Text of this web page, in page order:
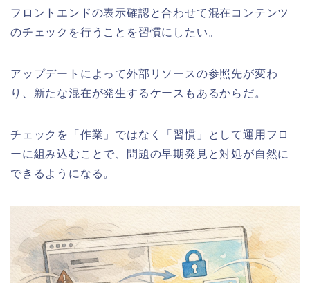
フロントエンドの表示確認と合わせて混在コンテンツ
のチェックを行うことを習慣にしたい。
アップデートによって外部リソースの参照先が変わ
り、新たな混在が発生するケースもあるからだ。
チェックを「作業」ではなく「習慣」として運用フロ
ーに組み込むことで、問題の早期発見と対処が自然に
できるようになる。